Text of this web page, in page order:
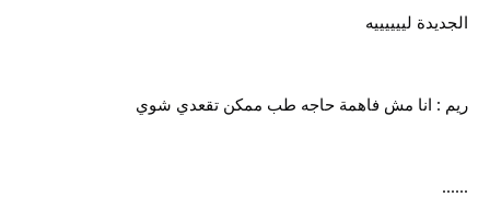
الجديدة لييييييه
ريم : انا مش فاهمة حاجه طب ممكن تقعدي شوي
......